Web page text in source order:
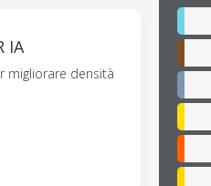
IA
migliorare densità